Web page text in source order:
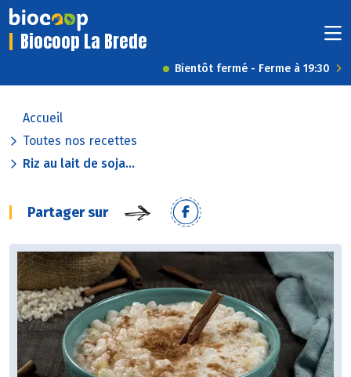
Biocoop La Brede
Bientôt fermé - Ferme à 19:30
Accueil
Toutes nos recettes
Riz au lait de soja...
Partager sur